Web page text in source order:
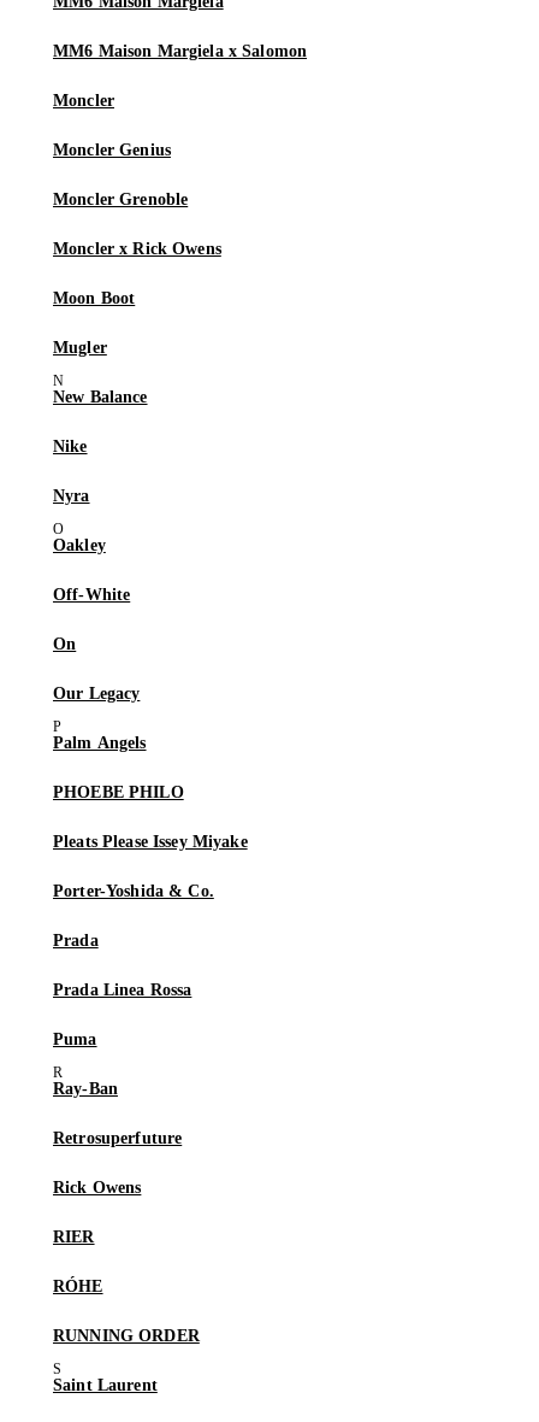
MM6 Maison Margiela x Salomon
Moncler
Moncler Genius
Moncler Grenoble
Moncler x Rick Owens
Moon Boot
Mugler
New Balance
Nike
Nyra
Oakley
Off-White
On
Our Legacy
Palm Angels
PHOEBE PHILO
Pleats Please Issey Miyake
Porter-Yoshida & Co.
Prada
Prada Linea Rossa
Puma
Ray-Ban
Retrosuperfuture
Rick Owens
RIER
RÓHE
RUNNING ORDER
Saint Laurent